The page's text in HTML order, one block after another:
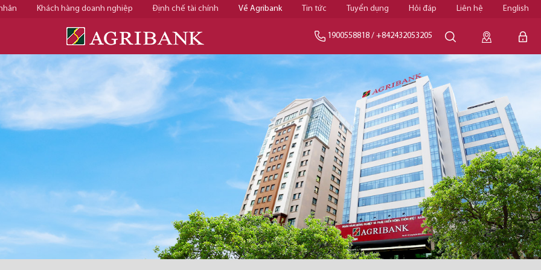
Khách hàng doanh nghiệp Định chế tài chính Về Agribank Tin tức Tuyển dụng Hỏi đáp Liên hệ English
1900558818 / +842432053205